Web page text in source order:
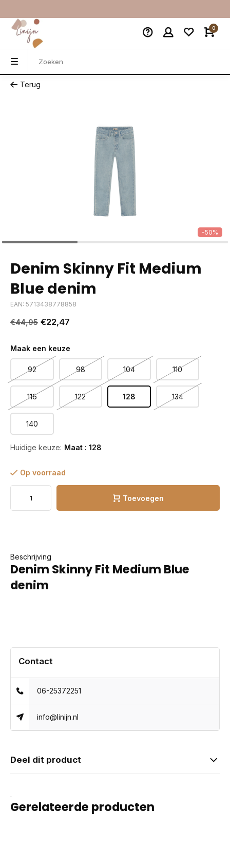
0
Terug
-50%
Denim Skinny Fit Medium
Blue denim
EAN: 5713438778858
€44,95 €22,47
Maak een keuze
92 98 104 110
116 122 128 134
140
Huidige keuze: Maat : 128
Op voorraad
Toevoegen
Beschrijving
Denim Skinny Fit Medium Blue
denim
Contact
06-25372251
info@linijn.nl
Deel dit product
.
Gerelateerde producten